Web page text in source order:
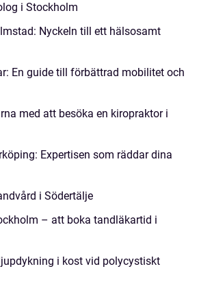
i Stockholm
Nyckeln till ett hälsosamt
En guide till förbättrad mobilitet och
med att besöka en kiropraktor i
Expertisen som räddar dina
i Södertälje
– att boka tandläkartid i
i kost vid polycystiskt